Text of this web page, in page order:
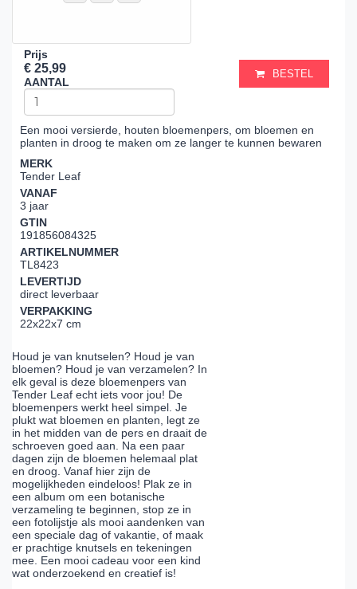
Prijs
€ 25,99
AANTAL
BESTEL
Een mooi versierde, houten bloemenpers, om bloemen en
planten in droog te maken om ze langer te kunnen bewaren
MERK
Tender Leaf
VANAF
3 jaar
GTIN
191856084325
ARTIKELNUMMER
TL8423
LEVERTIJD
direct leverbaar
VERPAKKING
22x22x7 cm
Houd je van knutselen? Houd je van
bloemen? Houd je van verzamelen? In
elk geval is deze bloemenpers van
Tender Leaf echt iets voor jou! De
bloemenpers werkt heel simpel. Je
plukt wat bloemen en planten, legt ze
in het midden van de pers en draait de
schroeven goed aan. Na een paar
dagen zijn de bloemen helemaal plat
en droog. Vanaf hier zijn de
mogelijkheden eindeloos! Plak ze in
een album om een botanische
verzameling te beginnen, stop ze in
een fotolijstje als mooi aandenken van
een speciale dag of vakantie, of maak
er prachtige knutsels en tekeningen
mee. Een mooi cadeau voor een kind
wat onderzoekend en creatief is!